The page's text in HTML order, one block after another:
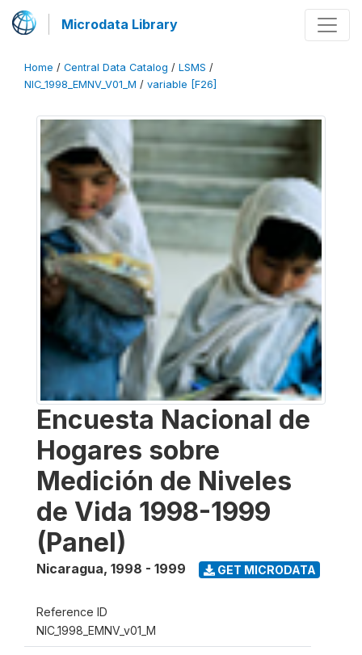
Microdata Library
Home / Central Data Catalog / LSMS /
NIC_1998_EMNV_V01_M / variable [F26]
Encuesta Nacional de
Hogares sobre
Medición de Niveles
de Vida 1998-1999
(Panel)
Nicaragua, 1998 - 1999 GET MICRODATA
Reference ID
NIC_1998_EMNV_v01_M